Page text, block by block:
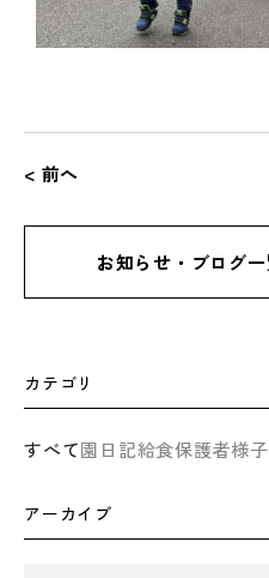
< 前へ
お知らせ・ブログ
カテゴリ
すべて園日記給食保護者様
アーカイブ